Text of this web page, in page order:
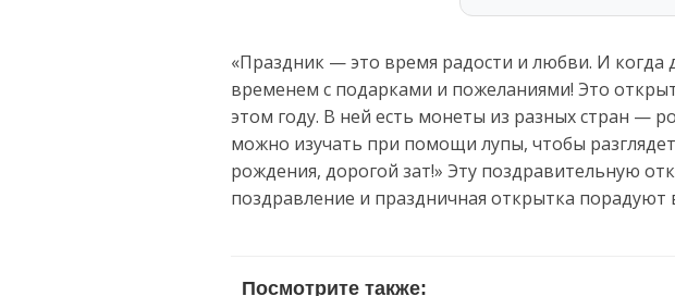
«Праздник — это время радости и любви. И
временем с подарками и пожеланиями! Это
этом году. В ней есть монеты из разных стран —
можно изучать при помощи лупы, чтобы
рождения, дорогой зат!» Эту поздравительную
поздравление и праздничная открытка порадуют
Посмотрите также: